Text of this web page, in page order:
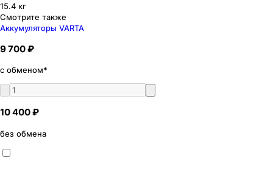
15.4 кг
Смотрите также
Аккумуляторы VARTA
9 700 ₽
с обменом*
10 400 ₽
без обмена